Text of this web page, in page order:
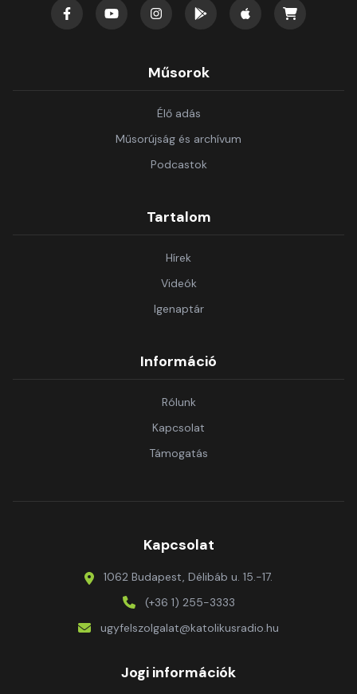
Műsorok
Élő adás
Műsorújság és archívum
Podcastok
Tartalom
Hírek
Videók
Igenaptár
Információ
Rólunk
Kapcsolat
Támogatás
Kapcsolat
1062 Budapest, Délibáb u. 15.-17.
(+36 1) 255-3333
ugyfelszolgalat@katolikusradio.hu
Jogi információk